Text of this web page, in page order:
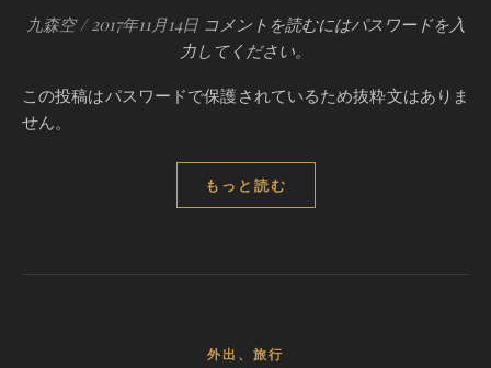
九森空 / 2017年11月14日 コメントを読むにはパスワードを入
力してください。
この投稿はパスワードで保護されているため抜粋文はありま
せん。
もっと読む
外出、旅行